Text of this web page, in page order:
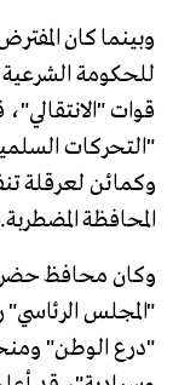
وبينما كان
للحكومة الشرعية
قوات
"التحركات
وكمائن لعرقلة
المحافظة المضطربة.
وكان محافظ
"المجلس الرئاسي"
"درع الوطن"